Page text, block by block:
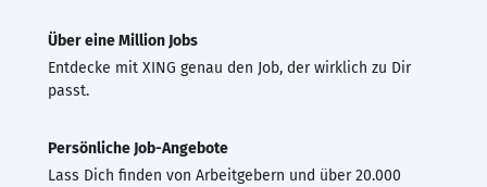
Über eine Million Jobs
Entdecke mit XING genau den Job, der wirklich zu Dir
passt.
Persönliche Job-Angebote
Lass Dich finden von Arbeitgebern und über 20.000